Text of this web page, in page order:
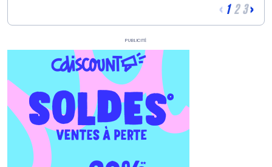
‹ 1 2 3 ›
Publicité